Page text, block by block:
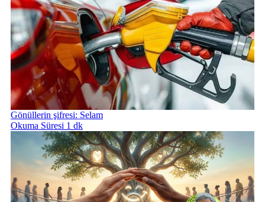
Gönüllerin şifresi: Selam
Okuma Süresi 1 dk